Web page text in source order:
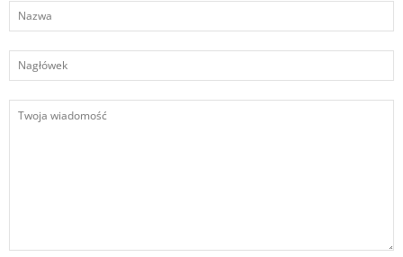
Nazwa
Nagłówek
Twoja
wiadomość